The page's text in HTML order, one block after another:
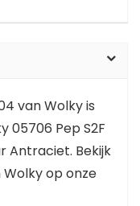
van Wolky is
05706 Pep S2F
Antraciet. Bekijk
op onze